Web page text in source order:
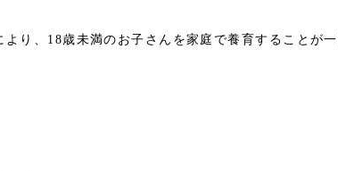
り、18歳未満のお子さんを家庭で養育することが